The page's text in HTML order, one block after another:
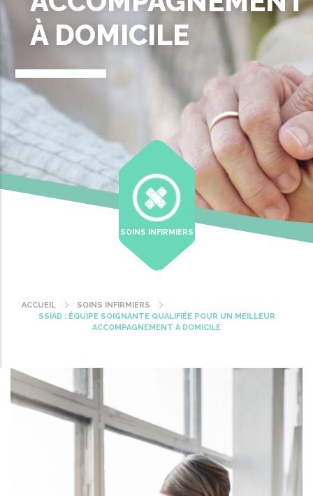
À DOMICILE
SOINS INFIRMIERS
Fil
ACCUEIL
SOINS INFIRMIERS
SSIAD : ÉQUIPE SOIGNANTE QUALIFIÉE POUR UN MEILLEUR
ACCOMPAGNEMENT À DOMICILE